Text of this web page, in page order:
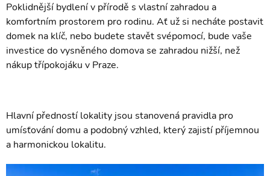
Poklidnější bydlení v přírodě s vlastní zahradou a
komfortním prostorem pro rodinu. Ať už si necháte postavit
domek na klíč, nebo budete stavět svépomocí, bude vaše
investice do vysněného domova se zahradou nižší, než
nákup třípokojáku v Praze.
Hlavní předností lokality jsou stanovená pravidla pro
umísťování domu a podobný vzhled, který zajistí příjemnou
a harmonickou lokalitu.